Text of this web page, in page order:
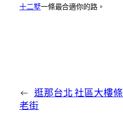
十二墅一條最合適你的路。
← 逛那台北 社區大樓條
老街